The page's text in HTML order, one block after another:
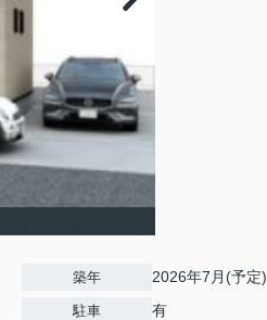
築年 2026年7月(予定)
駐車 有